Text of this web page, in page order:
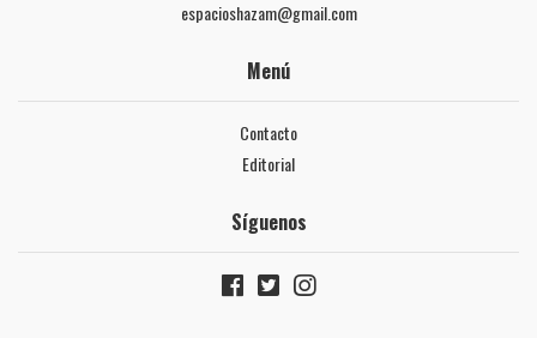
espacioshazam@gmail.com
Menú
Contacto
Editorial
Síguenos